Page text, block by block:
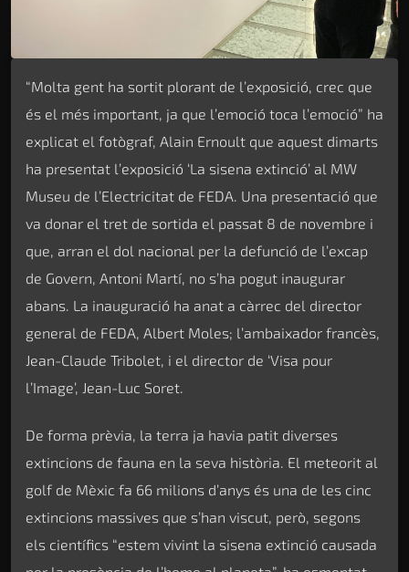
“Molta gent ha sortit plorant de l’exposició, crec que
és el més important, ja que l’emoció toca l’emoció” ha
explicat el fotògraf, Alain Ernoult que aquest dimarts
ha presentat l’exposició ‘La sisena extinció’ al MW
Museu de l’Electricitat de FEDA. Una presentació que
va donar el tret de sortida el passat 8 de novembre i
que, arran el dol nacional per la defunció de l’excap
de Govern, Antoni Martí, no s’ha pogut inaugurar
abans. La inauguració ha anat a càrrec del director
general de FEDA, Albert Moles; l’ambaixador francès,
Jean-Claude Tribolet, i el director de ‘Visa pour
l’Image’, Jean-Luc Soret.
De forma prèvia, la terra ja havia patit diverses
extincions de fauna en la seva història. El meteorit al
golf de Mèxic fa 66 milions d’anys és una de les cinc
extincions massives que s’han viscut, però, segons
els científics “estem vivint la sisena extinció causada